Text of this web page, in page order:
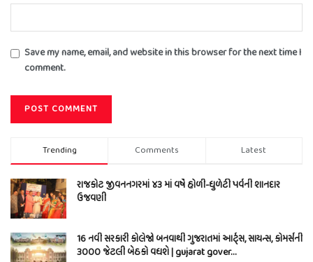
Save my name, email, and website in this browser for the next time I
comment.
Trending Comments Latest
રાજકોટ જીવનનગરમાં ૪૩ માં વર્ષે હોળી-ધુળેટી પર્વની શાનદાર
ઉજવણી
16 નવી સરકારી કોલેજો બનવાથી ગુજરાતમાં આર્ટ્સ, સાયન્સ, કોમર્સની
3000 જેટલી બેઠકો વધશે | gujarat gover…